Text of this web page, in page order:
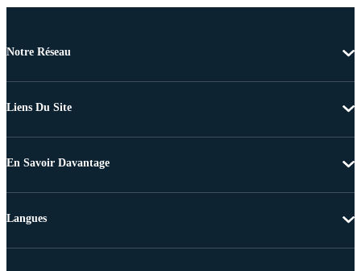
Notre Réseau
Liens Du Site
En Savoir Davantage
Langues